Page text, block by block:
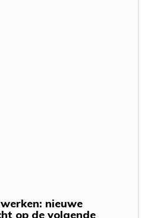
nieuwe
op de volgende